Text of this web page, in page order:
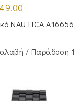
τιμή
είναι:
NAUTICA
/ Παράδoση